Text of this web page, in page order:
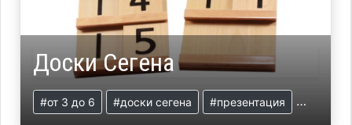
Доски Сегена
#от 3 до 6 #доски сегена #презентация